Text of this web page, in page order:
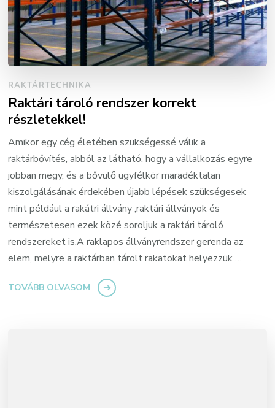
RAKTÁRTECHNIKA
Raktári tároló rendszer korrekt
részletekkel!
Amikor egy cég életében szükségessé válik a
raktárbővítés, abból az látható, hogy a vállalkozás egyre
jobban megy, és a bővülő ügyfélkör maradéktalan
kiszolgálásának érdekében újabb lépések szükségesek
mint például a rakátri állvány ,raktári állványok és
természetesen ezek közé soroljuk a raktári tároló
rendszereket is.A raklapos állványrendszer gerenda az
elem, melyre a raktárban tárolt rakatokat helyezzük …
TOVÁBB OLVASOM